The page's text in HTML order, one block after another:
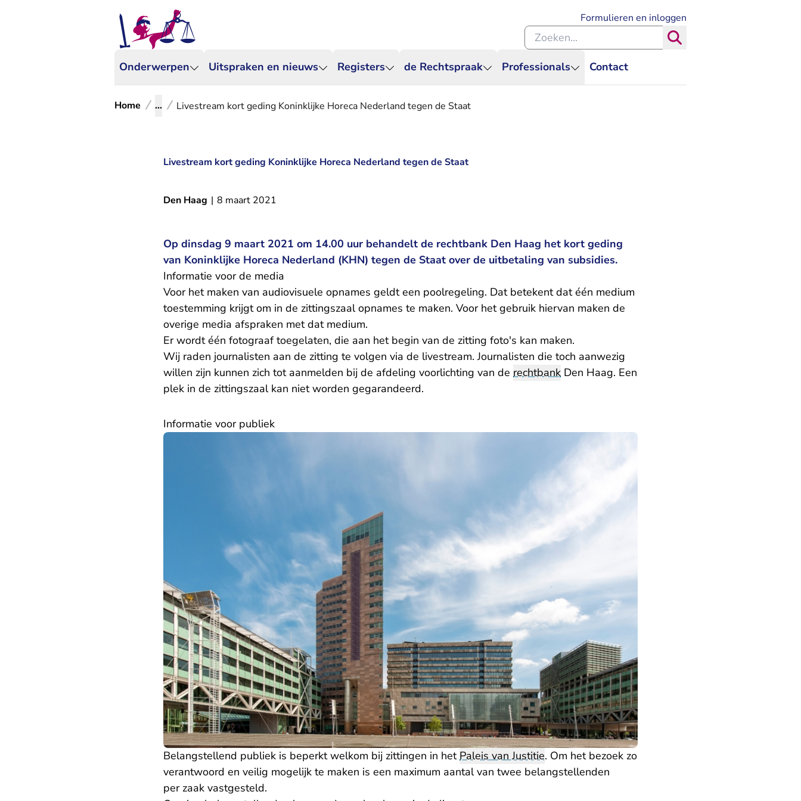
Onderwerpen Uitspraken en nieuws Registers de Rechtspraak Professionals Contact
Formulieren en inloggen
Zoeken binnen de Rechtspraak
Home ... Livestream kort geding Koninklijke Horeca Nederland tegen de Staat
Livestream kort geding Koninklijke Horeca Nederland tegen de Staat
Den Haag | 8 maart 2021
Op dinsdag 9 maart 2021 om 14.00 uur behandelt de rechtbank Den Haag het kort geding
van Koninklijke Horeca Nederland (KHN) tegen de Staat over de uitbetaling van subsidies.
Informatie voor de media
Voor het maken van audiovisuele opnames geldt een poolregeling. Dat betekent dat één medium
toestemming krijgt om in de zittingszaal opnames te maken. Voor het gebruik hiervan maken de
overige media afspraken met dat medium.
Er wordt één fotograaf toegelaten, die aan het begin van de zitting foto's kan maken.
Wij raden journalisten aan de zitting te volgen via de livestream. Journalisten die toch aanwezig
willen zijn kunnen zich tot aanmelden bij de afdeling voorlichting van de rechtbank Den Haag. Een
plek in de zittingszaal kan niet worden gegarandeerd.
Informatie voor publiek
Belangstellend publiek is beperkt welkom bij zittingen in hetPaleis van Justitie. Om het bezoek zo
verantwoord en veilig mogelijk te maken is een maximum aantal van twee belangstellenden
per zaak vastgesteld.